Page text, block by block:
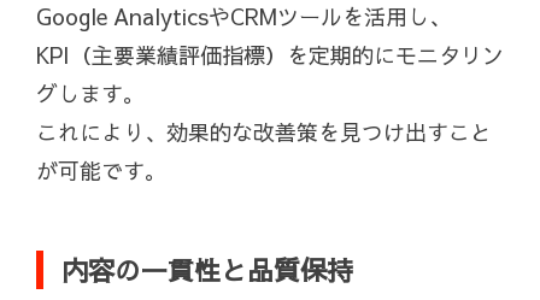
Google AnalyticsやCRMツールを活用し、
KPI（主要業績評価指標）を定期的にモニタリン
グします。
これにより、効果的な改善策を見つけ出すこと
が可能です。
内容の一貫性と品質保持